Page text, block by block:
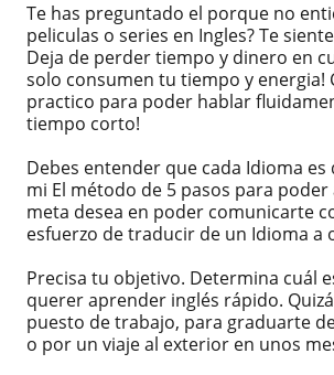
Te has preguntado el porque no
peliculas o series en Ingles? Te
Deja de perder tiempo y dinero en
solo consumen tu tiempo y energia!
practico para poder hablar
tiempo corto!
Debes entender que cada Idioma
mi El método de 5 pasos para poder
meta desea en poder comunicarte
esfuerzo de traducir de un Idioma a
Precisa tu objetivo. Determina cuál
querer aprender inglés rápido.
puesto de trabajo, para graduarte
o por un viaje al exterior en unos